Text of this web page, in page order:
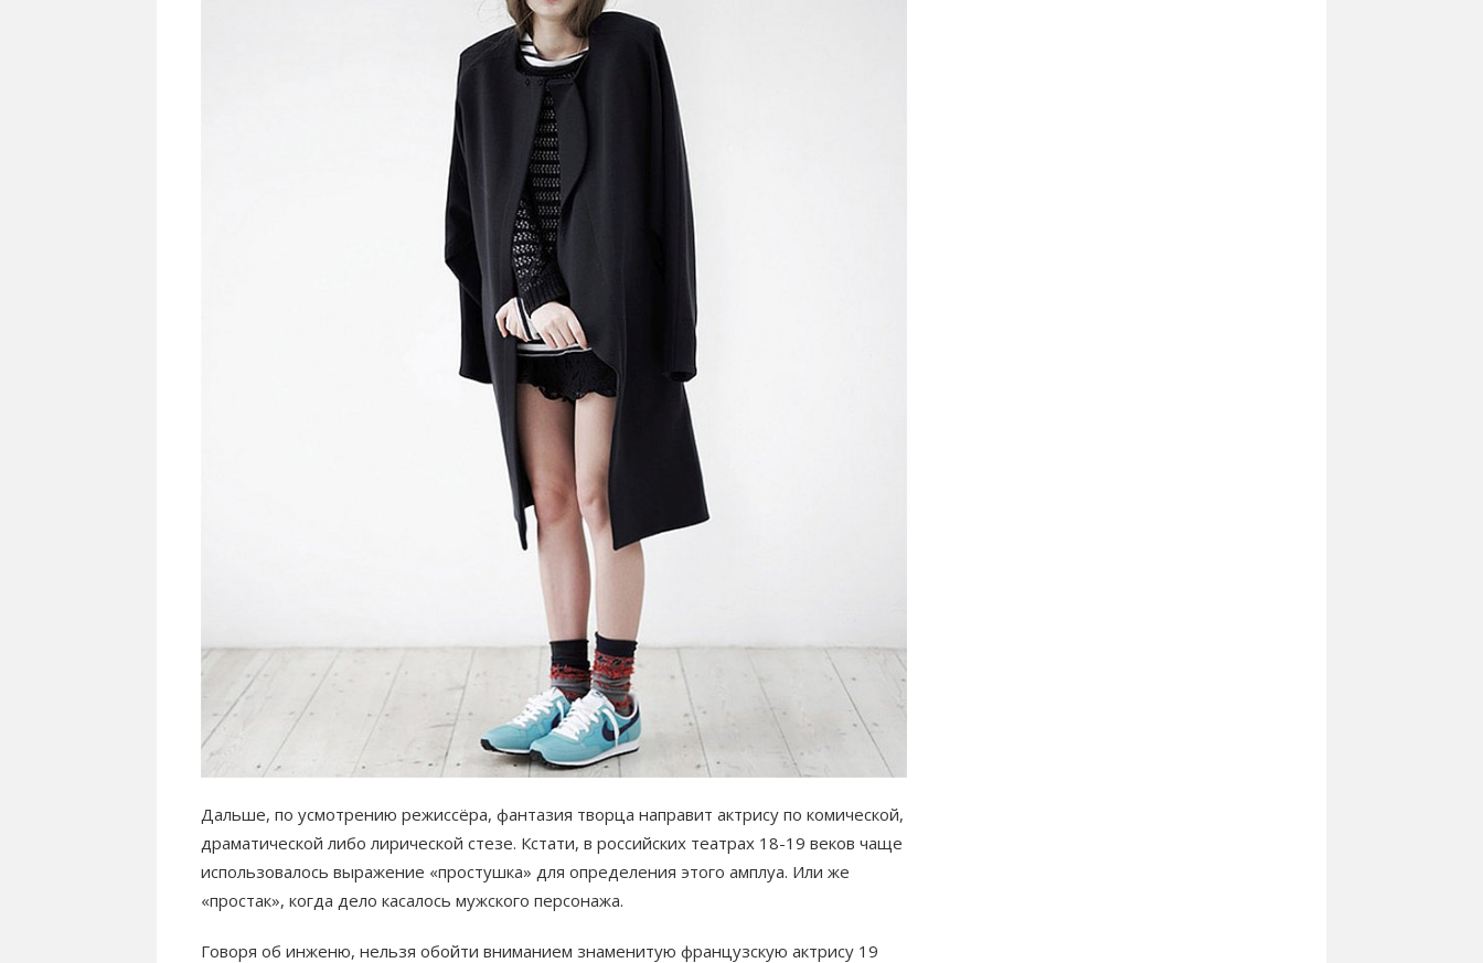
Дальше, по усмотрению режиссёра, фантазия творца направит актрису по комической,
драматической либо лирической стезе. Кстати, в российских театрах 18-19 веков чаще
использовалось выражение «простушка» для определения этого амплуа. Или же
«простак», когда дело касалось мужского персонажа.
Говоря об инженю, нельзя обойти вниманием знаменитую французскую актрису 19